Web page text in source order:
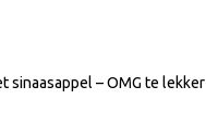
sinaasappel – OMG te lekker